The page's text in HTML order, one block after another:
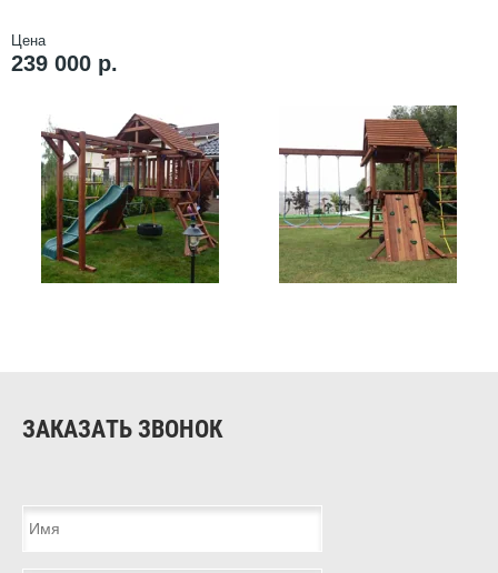
Цена
239 000 р.
ЗАКАЗАТЬ ЗВОНОК